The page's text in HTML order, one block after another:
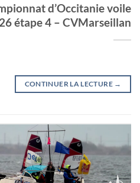
d’Occitanie voile
étape 4 – CVMarseillan
CONTINUER LA LECTURE →